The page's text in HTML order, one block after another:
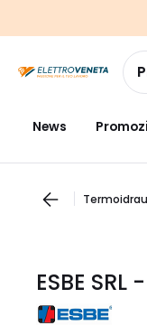
navigazionealla
pagina
News
ESBE